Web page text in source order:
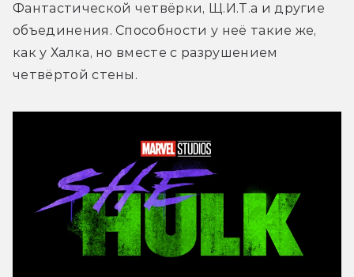
Фантастической четвёрки, Щ.И.Т.а и другие
объединения. Способности у неё такие же,
как у Халка, но вместе с разрушением
четвёртой стены.